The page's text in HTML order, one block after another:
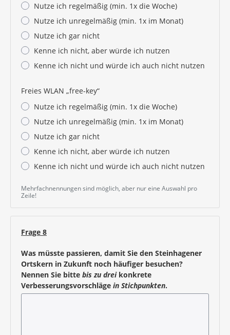
Nutze ich regelmäßig (min. 1x die Woche)
Nutze ich unregelmäßig (min. 1x im Monat)
Nutze ich gar nicht
Kenne ich nicht, aber würde ich nutzen
Kenne ich nicht und würde ich auch nicht nutzen
Freies WLAN „free-key“
Nutze ich regelmäßig (min. 1x die Woche)
Nutze ich unregelmäßig (min. 1x im Monat)
Nutze ich gar nicht
Kenne ich nicht, aber würde ich nutzen
Kenne ich nicht und würde ich auch nicht nutzen
Mehrfachnennungen sind möglich, aber nur eine Auswahl pro
Zeile!
Frage 8
Was müsste passieren, damit Sie den Steinhagener
Ortskern in Zukunft noch häufiger besuchen?
Nennen Sie bitte bis zu dreikonkrete
Verbesserungsvorschläge in Stichpunkten.